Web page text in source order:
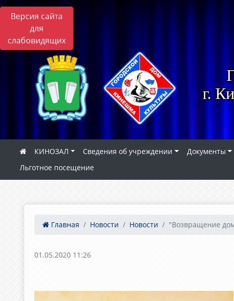
Версия сайта
для
слабовидящих
г.
КИНОЗАЛ Сведения об учреждении Документы
Льготное посещение
Главная Новости Новости "Возвращение
01.05.2020 11:26